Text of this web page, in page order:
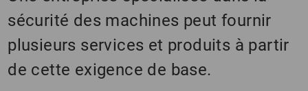
sécurité des machines peut fournir
plusieurs services et produits à partir
de cette exigence de base.